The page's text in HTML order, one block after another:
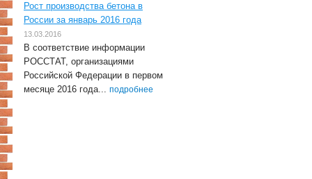
Рост производства бетона в
России за январь 2016 года
13.03.2016
В соответствие информации
РОССТАТ, организациями
Российской Федерации в первом
месяце 2016 года... подробнее